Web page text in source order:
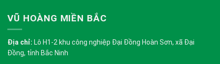
VŨ HOÀNG MIỀN BẮC
Địa chỉ: Lô H1-2 khu công nghiệp Đại Đồng Hoàn Sơn, xã Đại
Đồng, tỉnh Bắc Ninh